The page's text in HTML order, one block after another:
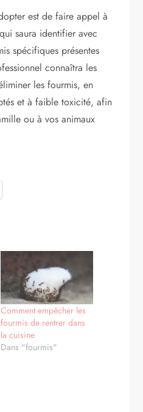
est de faire appel à
saura identifier avec
spécifiques présentes
connaîtra les
les fourmis, en
et à faible toxicité, afin
ou à vos animaux
Comment empêcher les
fourmis de rentrer dans
la cuisine
Dans "fourmis"